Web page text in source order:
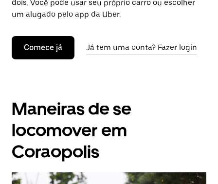
dois. Você pode usar seu próprio carro ou escolher
um alugado pelo app da Uber.
Comece já Já tem uma conta? Fazer login
Maneiras de se
locomover em
Coraopolis